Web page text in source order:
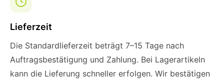
Lieferzeit
Die Standardlieferzeit beträgt 7–15 Tage nach
Auftragsbestätigung und Zahlung. Bei Lagerartikeln
kann die Lieferung schneller erfolgen. Wir bestätigen